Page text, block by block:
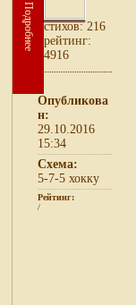
Подробнее
cтихов: 216
рейтинг:
4916
Опубликова
н:
29.10.2016
15:34
Схема:
5-7-5 хокку
Рейтинг:
/